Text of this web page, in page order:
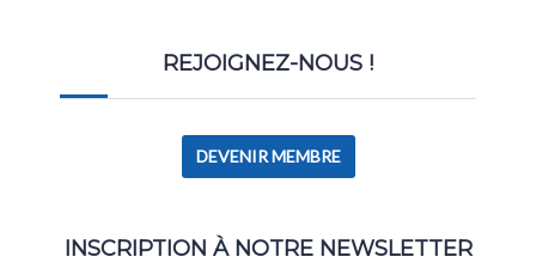
REJOIGNEZ-NOUS !
DEVENIR MEMBRE
INSCRIPTION À NOTRE NEWSLETTER